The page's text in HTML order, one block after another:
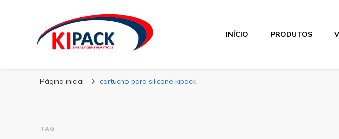
Kipack
INÍCIO PRODUTOS
Página inicial cartucho para silicone kipack
TAG